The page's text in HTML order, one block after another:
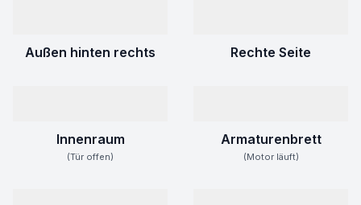
Außen hinten rechts Rechte Seite
Innenraum
(Tür offen)
Armaturenbrett
(Motor läuft)